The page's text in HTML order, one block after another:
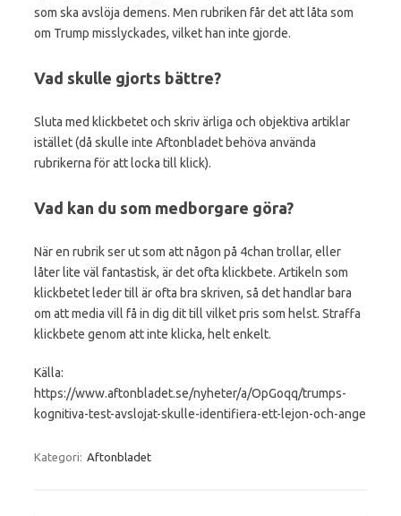
som ska avslöja demens. Men rubriken får det att låta som
om Trump misslyckades, vilket han inte gjorde.
Vad skulle gjorts bättre?
Sluta med klickbetet och skriv ärliga och objektiva artiklar
istället (då skulle inte Aftonbladet behöva använda
rubrikerna för att locka till klick).
Vad kan du som medborgare göra?
När en rubrik ser ut som att någon på 4chan trollar, eller
låter lite väl fantastisk, är det ofta klickbete. Artikeln som
klickbetet leder till är ofta bra skriven, så det handlar bara
om att media vill få in dig dit till vilket pris som helst. Straffa
klickbete genom att inte klicka, helt enkelt.
Källa:
https://www.aftonbladet.se/nyheter/a/OpGoqq/trumps-
kognitiva-test-avslojat-skulle-identifiera-ett-lejon-och-ange
Kategori: Aftonbladet